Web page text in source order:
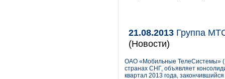
21.08.2013 Группа
(Новости)
ОАО «Мобильные ТелеСистемы»
странах СНГ, объявляет
квартал 2013 года,